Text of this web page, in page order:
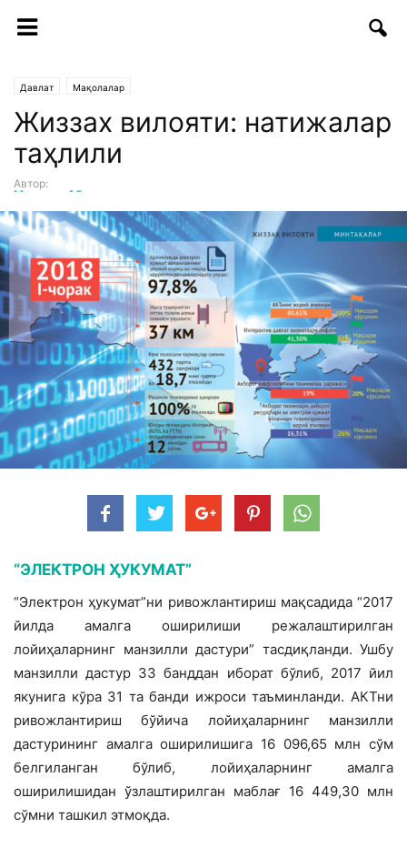
Давлат Мақолалар
Жиззах вилояти: натижалар
таҳлили
Автор:
Миролим Абилов
“ЭЛЕКТРОН ҲУКУМАТ”
“Электрон ҳукумат”ни ривожлантириш мақсадида “2017
йилда амалга ошири­лиши режалаштирилган
лойиҳаларнинг манзилли дастури” тасдиқланди. Ушбу
манзилли дастур 33 банддан иборат бўлиб, 2017 йил
якунига кўра 31 та банди ижроси таъминланди. АКТни
ривожлантириш бўйича лойиҳаларнинг манзилли
дастурининг амалга оширилишига 16 096,65 млн сўм
белгиланган бўлиб, лойиҳаларнинг амалга
оширилишидан ўзлаштирилган маблағ 16 449,30 млн
сўмни ташкил этмоқда.